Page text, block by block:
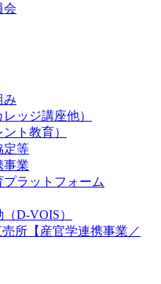
会
み
ッジ講座他）
ト教育）
定等
事業
ラットフォーム
D-VOIS）
所【産官学連携事業／